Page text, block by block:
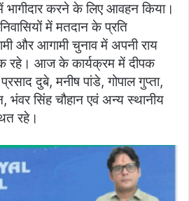
भागीदार करने के लिए आवहन किया।
में मतदान के प्रति
और आगामी चुनाव में अपनी राय
रहे। आज के कार्यक्रम में दीपक
दुबे, मनीष पांडे, गोपाल गुप्ता,
भंवर सिंह चौहान एवं अन्य स्थानीय
रहे।